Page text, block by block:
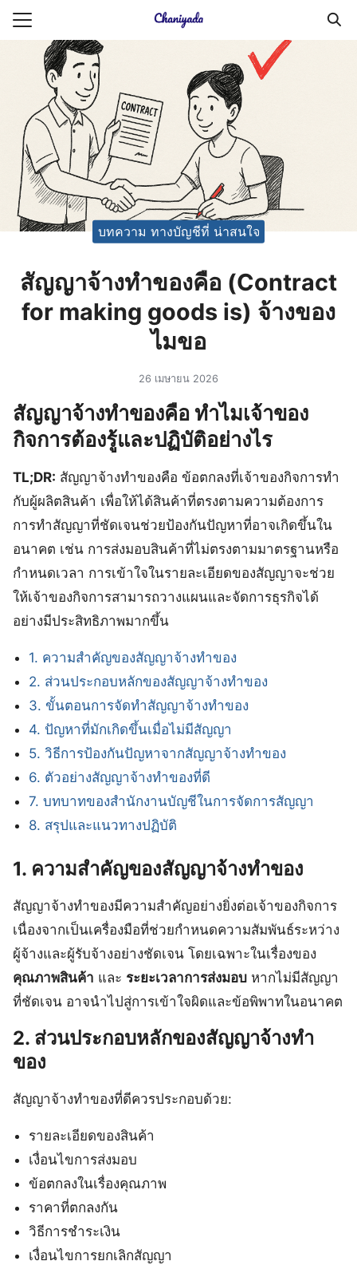
Skip
content
ยความเป็นส่วนตัว
ญชี (Accounting service)
ญชี (Accounting
Search
บทความ ทางบัญชีที่ น่าสนใจ
สัญญาจ้างทำของคือ (Contract
for making goods is) จ้างของ
ไมขอ
26 เมษายน 2026
สัญญาจ้างทำของคือ ทำไมเจ้าของ
กิจการต้องรู้และปฏิบัติอย่างไร
TL;DR: สัญญาจ้างทำของคือ ข้อตกลงที่เจ้าของกิจการทำ
กับผู้ผลิตสินค้า เพื่อให้ได้สินค้าที่ตรงตามความต้องการ
การทำสัญญาที่ชัดเจนช่วยป้องกันปัญหาที่อาจเกิดขึ้นใน
อนาคต เช่น การส่งมอบสินค้าที่ไม่ตรงตามมาตรฐานหรือ
กำหนดเวลา การเข้าใจในรายละเอียดของสัญญาจะช่วย
ให้เจ้าของกิจการสามารถวางแผนและจัดการธุรกิจได้
อย่างมีประสิทธิภาพมากขึ้น
1. ความสำคัญของสัญญาจ้างทำของ
2. ส่วนประกอบหลักของสัญญาจ้างทำของ
3. ขั้นตอนการจัดทำสัญญาจ้างทำของ
4. ปัญหาที่มักเกิดขึ้นเมื่อไม่มีสัญญา
5. วิธีการป้องกันปัญหาจากสัญญาจ้างทำของ
6. ตัวอย่างสัญญาจ้างทำของที่ดี
7. บทบาทของสำนักงานบัญชีในการจัดการสัญญา
8. สรุปและแนวทางปฏิบัติ
1. ความสำคัญของสัญญาจ้างทำของ
สัญญาจ้างทำของมีความสำคัญอย่างยิ่งต่อเจ้าของกิจการ
เนื่องจากเป็นเครื่องมือที่ช่วยกำหนดความสัมพันธ์ระหว่าง
ผู้จ้างและผู้รับจ้างอย่างชัดเจน โดยเฉพาะในเรื่องของ
คุณภาพสินค้า และ ระยะเวลาการส่งมอบ หากไม่มีสัญญา
ที่ชัดเจน อาจนำไปสู่การเข้าใจผิดและข้อพิพาทในอนาคต
2. ส่วนประกอบหลักของสัญญาจ้างทำ
ของ
สัญญาจ้างทำของที่ดีควรประกอบด้วย:
รายละเอียดของสินค้า
เงื่อนไขการส่งมอบ
ข้อตกลงในเรื่องคุณภาพ
ราคาที่ตกลงกัน
วิธีการชำระเงิน
เงื่อนไขการยกเลิกสัญญา